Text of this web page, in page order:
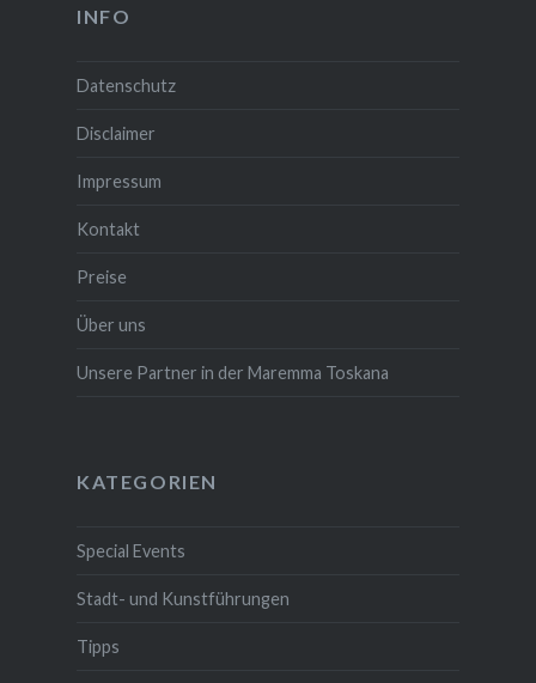
INFO
Datenschutz
Disclaimer
Impressum
Kontakt
Preise
Über uns
Unsere Partner in der Maremma Toskana
KATEGORIEN
Special Events
Stadt- und Kunstführungen
Tipps